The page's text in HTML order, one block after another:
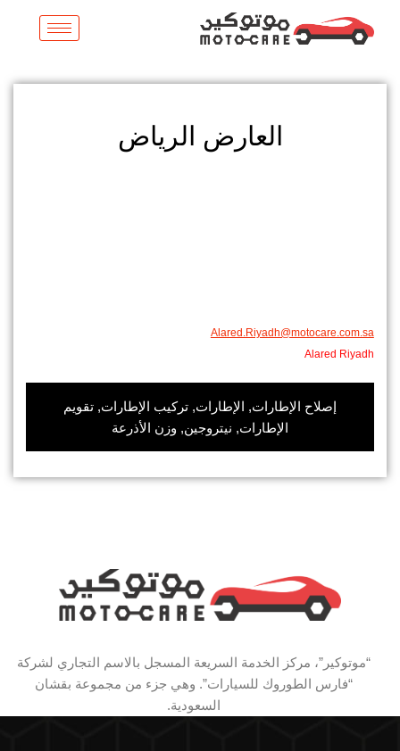
العارض الرياض
Alared.Riyadh@motocare.com.sa​
Alared Riyadh
إصلاح الإطارات, الإطارات, تركيب الإطارات, تقويم
الإطارات, نيتروجين, وزن الأذرعة
“موتوكير”، مركز الخدمة السريعة المسجل بالاسم التجاري لشركة
“فارس الطوروك للسيارات”. وهي جزء من مجموعة بقشان
السعودية.